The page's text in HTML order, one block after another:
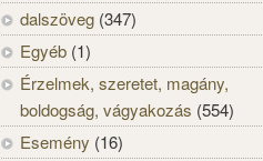
dalszöveg (347)
Egyéb (1)
Érzelmek, szeretet, magány,
boldogság, vágyakozás (554)
Esemény (16)